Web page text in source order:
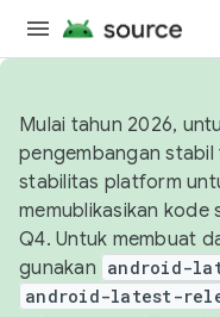
Mulai tahun 2026,
pengembangan stabil
stabilitas platform
memublikasikan kode
Q4. Untuk membuat
gunakan android-
android-latest-